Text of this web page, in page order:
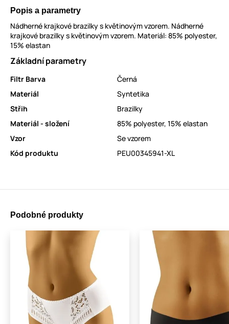
Popis a parametry
Nádherné krajkové brazilky s květinovým vzorem. Nádherné
krajkové brazilky s květinovým vzorem. Materiál: 85% polyester,
15% elastan
Základní parametry
Filtr Barva
Černá
Materiál
Syntetika
Střih
Brazilky
Materiál - složení
85% polyester, 15% elastan
Vzor
Se vzorem
Kód produktu
PEU00345941-XL
Podobné produkty